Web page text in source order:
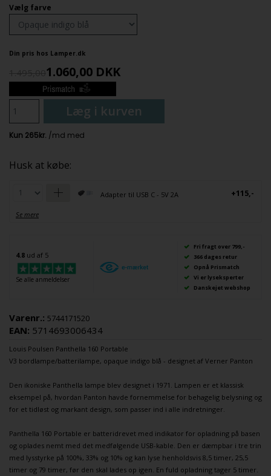
Vælg farve
Din pris hos Lamper.dk
1.060,00 DKK
Læg i kurven
Husk at købe:
Se mere
Adapter til USB C - 5V 2A +115,-
4.8 ud af 5
Se alle anmeldelser
Fri fragt over 799,-
366 dages retur
Opnå Prismatch
Vi er lyseksperter
Danskejet webshop
Varenr.: 5744171520
EAN: 5714693006434
Louis Poulsen Panthella 160 Portable
V3 bordlampe/batterilampe, opaque indigo blå - designet af Verner Panton
Den ikoniske Panthella lampe blev designet i 1971. Lampen er et klassisk
eksempel på, hvordan Panton havde fornemmelse for behagelig belysning og
for et tidløst og markant design, som passer ind i alle indretninger.
Panthella 160 Portable er batteridrevet med indikator for opladning på basen
og oplades nemt med det medfølgende USB-kable. Den er dæmpbar i tre trin
med lysstyrke på 100%, 33% og 10% og kan lyse henholdsvis 8,5 timer, 25,5
timer og 79 timer, før den skal lades op igen. En fuld opladning tager 5 timer.